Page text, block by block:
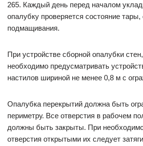
265. Каждый день перед началом
опалубку проверяется состояние
подмащивания.
При устройстве сборной опалубки
необходимо предусматривать
настилов шириной не менее 0,8 м с
Опалубка перекрытий должна быть
периметру. Все отверстия в рабочем
должны быть закрыты. При
отверстия открытыми их следует